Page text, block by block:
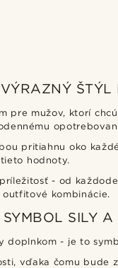
pre mužov, ktorí
pritiahnu oko
hodnoty.
- od
kombinácie.
SILY A
doplnkom - je to
vďaka čomu